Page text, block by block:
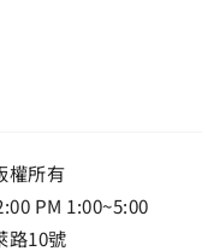
權所有
PM 1:00~5:00
路10號